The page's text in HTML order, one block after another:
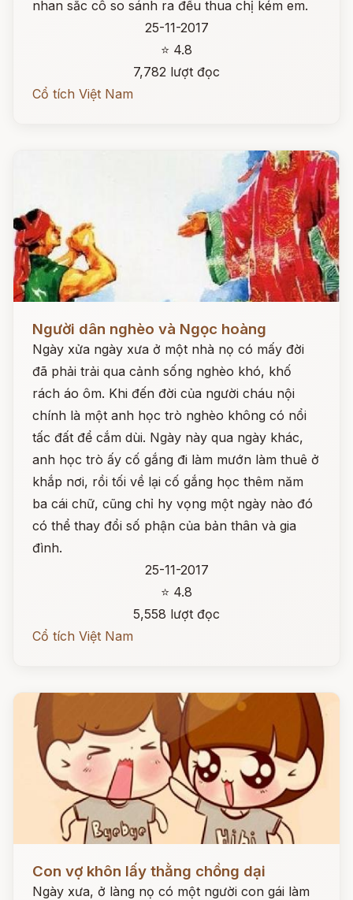
nhan sắc cô so sánh ra đều thua chị kém em.
25-11-2017
⭐ 4.8
7,782 lượt đọc
Cổ tích Việt Nam
Người dân nghèo và Ngọc hoàng
Ngày xửa ngày xưa ở một nhà nọ có mấy đời
đã phải trải qua cảnh sống nghèo khó, khố
rách áo ôm. Khi đến đời của người cháu nội
chính là một anh học trò nghèo không có nổi
tấc đất để cắm dùi. Ngày này qua ngày khác,
anh học trò ấy cố gắng đi làm mướn làm thuê ở
khắp nơi, rồi tối về lại cố gắng học thêm năm
ba cái chữ, cũng chỉ hy vọng một ngày nào đó
có thể thay đổi số phận của bản thân và gia
đình.
25-11-2017
⭐ 4.8
5,558 lượt đọc
Cổ tích Việt Nam
Con vợ khôn lấy thằng chồng dại
Ngày xưa, ở làng nọ có một người con gái làm